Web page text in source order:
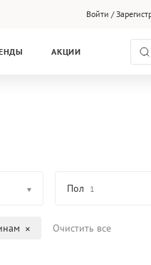
Войти /
АКЦИИ
Пол 1
Очистить все